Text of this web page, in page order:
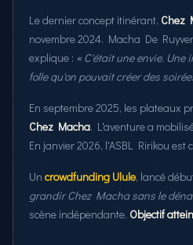
Le dernier concept itinérant, Chez
novembre 2024. Macha De
explique : « C'était une envie.
folle qu'on pouvait créer des
En septembre 2025, les plateaux
Chez Macha. L'aventure a
En janvier 2026, l'ASBL Ririkou est
Un crowdfunding Ulule, lancé
grandir Chez Macha sans le
scène indépendante. Objectif